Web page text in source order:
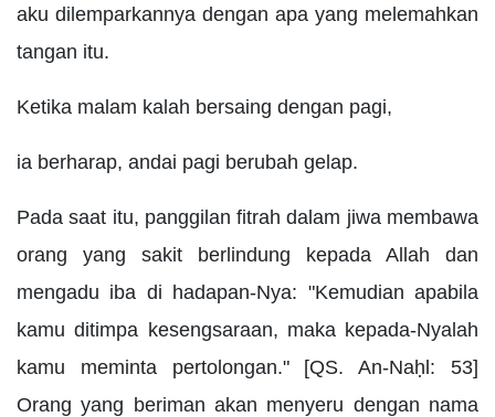
aku dilemparkannya dengan apa yang melemahkan
tangan itu.
Ketika malam kalah bersaing dengan pagi,
ia berharap, andai pagi berubah gelap.
Pada saat itu, panggilan fitrah dalam jiwa membawa
orang yang sakit berlindung kepada Allah dan
mengadu iba di hadapan-Nya: "Kemudian apabila
kamu ditimpa kesengsaraan, maka kepada-Nyalah
kamu meminta pertolongan." [QS. An-Naḥl: 53]
Orang yang beriman akan menyeru dengan nama